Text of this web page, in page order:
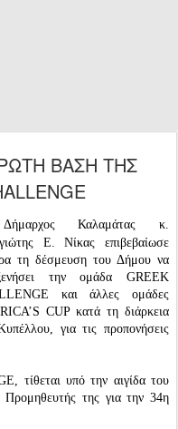
ΒΑΣΗ ΤΗΣ
Καλαμάτας κ.
Ε. Νίκας επιβεβαίωσε
τη δέσμευση του Δήμου να
την ομάδα GREEK
και άλλες ομάδες
CUP κατά τη διάρκεια
για τις προπονήσεις
τίθεται υπό την αιγίδα του
της για την 34η